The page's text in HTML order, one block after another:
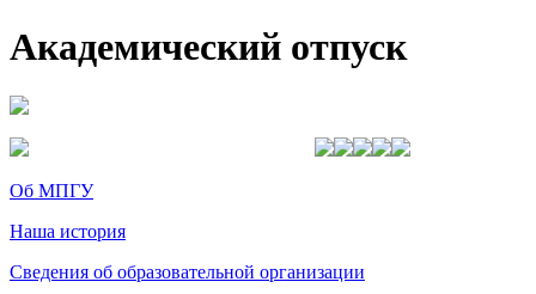
Академический отпуск
Об МПГУ
Наша история
Сведения об образовательной организации